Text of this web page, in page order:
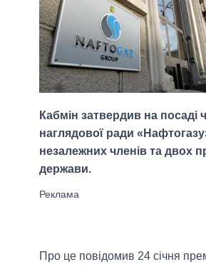
Кабмін затвердив на посаді
наглядової ради
незалежних членів та двох
держави.
Про це повідомив 24 січня